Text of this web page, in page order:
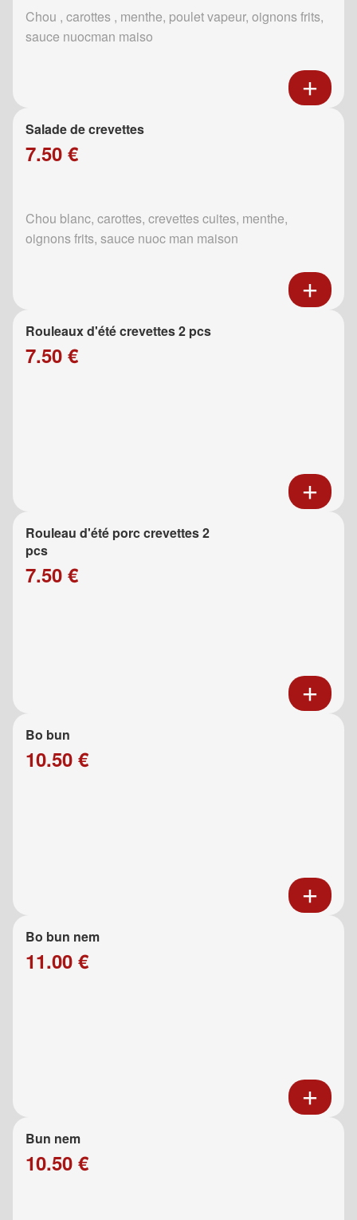
Chou , carottes , menthe, poulet vapeur, oignons frits,
sauce nuocman maiso
Salade de crevettes
7.50 €
Chou blanc, carottes, crevettes cuites, menthe,
oignons frits, sauce nuoc man maison
Rouleaux d'été crevettes 2 pcs
7.50 €
Rouleau d'été porc crevettes 2
pcs
7.50 €
Bo bun
10.50 €
Bo bun nem
11.00 €
Bun nem
10.50 €